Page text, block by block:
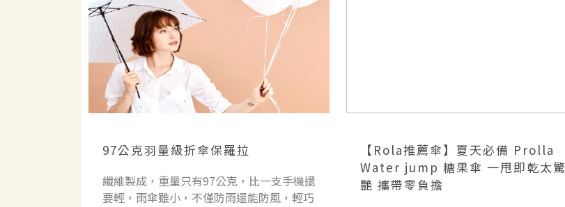
97公克羽量級折傘保羅拉
纖維製成，重量只有97公克，比一支手機還
要輕，雨傘雖小，不僅防雨還能防風，輕巧
【Rola推薦傘】夏天必備 Prolla
Water jump 糖果傘 一甩即乾太驚
艷 攜帶零負擔